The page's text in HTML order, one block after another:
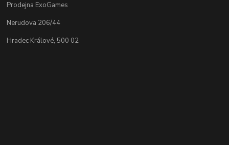
Prodejna ExoGames
Nerudova 206/44
Hradec Králové, 500 02